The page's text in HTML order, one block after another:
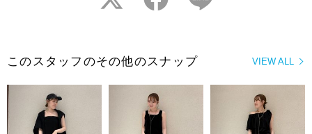
VIEW ALL
このスタッフのその他のスナップ